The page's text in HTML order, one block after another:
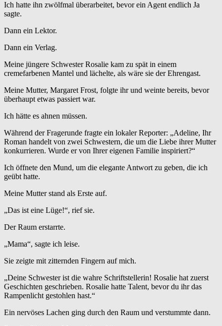
Ich hatte ihn zwölfmal überarbeitet, bevor ein Agent endlich Ja
sagte.
Dann ein Lektor.
Dann ein Verlag.
Meine jüngere Schwester Rosalie kam zu spät in einem
cremefarbenen Mantel und lächelte, als wäre sie der Ehrengast.
Meine Mutter, Margaret Frost, folgte ihr und weinte bereits, bevor
überhaupt etwas passiert war.
Ich hätte es ahnen müssen.
Während der Fragerunde fragte ein lokaler Reporter: „Adeline, Ihr
Roman handelt von zwei Schwestern, die um die Liebe ihrer Mutter
konkurrieren. Wurde er von Ihrer eigenen Familie inspiriert?“
Ich öffnete den Mund, um die elegante Antwort zu geben, die ich
geübt hatte.
Meine Mutter stand als Erste auf.
„Das ist eine Lüge!“, rief sie.
Der Raum erstarrte.
„Mama“, sagte ich leise.
Sie zeigte mit zitternden Fingern auf mich.
„Deine Schwester ist die wahre Schriftstellerin! Rosalie hat zuerst
Geschichten geschrieben. Rosalie hatte Talent, bevor du ihr das
Rampenlicht gestohlen hast.“
Ein nervöses Lachen ging durch den Raum und verstummte dann.